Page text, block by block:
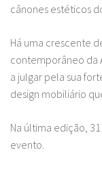
cânones estéticos
Há uma crescente
contemporâneo da
a julgar pela sua
design mobiliário
Na última edição,
evento.